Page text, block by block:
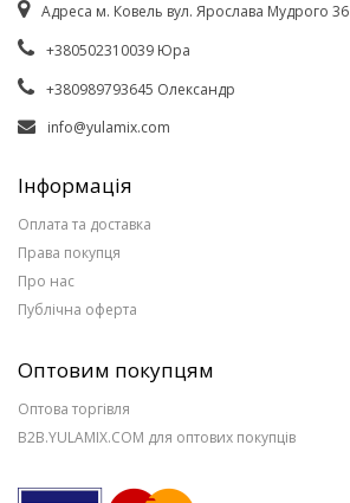
Адреса м. Ковель вул. Ярослава Мудрого 36
+380502310039 Юра
+380989793645 Олександр
info@yulamix.com
Інформація
Оплата та доставка
Права покупця
Про нас
Публічна оферта
Оптовим покупцям
Оптова торгівля
B2B.YULAMIX.COM для оптових покупців